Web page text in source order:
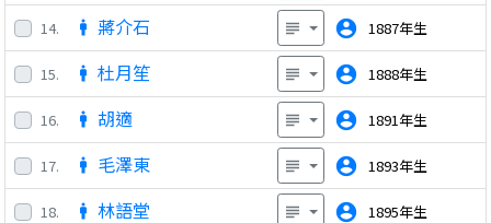
14. man 蔣介石 subject account_circle 1887年生
15. man 杜月笙 subject account_circle 1888年生
16. man 胡適 subject account_circle 1891年生
17. man 毛澤東 subject account_circle 1893年生
18. man 林語堂 subject account_circle 1895年生